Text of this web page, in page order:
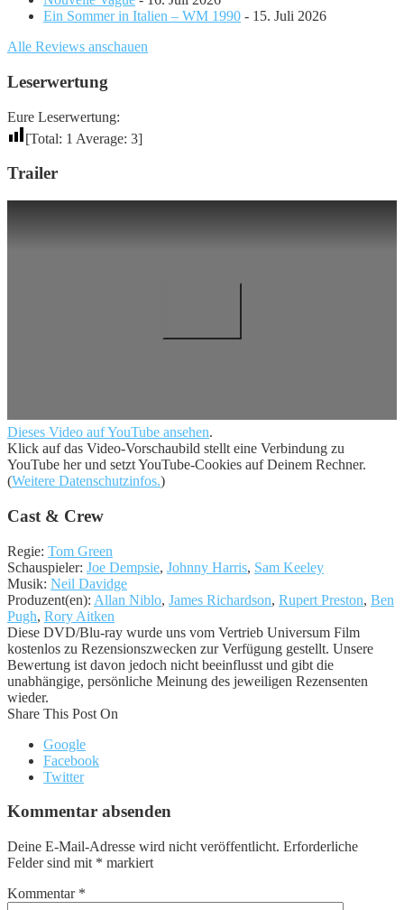
Ein Sommer in Italien – WM 1990 - 15. Juli 2026
Alle Reviews anschauen
Leserwertung
Eure Leserwertung:
[Total: 1 Average: 3]
Trailer
Dieses Video auf YouTube ansehen.
Klick auf das Video-Vorschaubild stellt eine Verbindung zu
YouTube her und setzt YouTube-Cookies auf Deinem Rechner.
(Weitere Datenschutzinfos.)
Cast & Crew
Regie: Tom Green
Schauspieler: Joe Dempsie, Johnny Harris, Sam Keeley
Musik: Neil Davidge
Produzent(en): Allan Niblo, James Richardson, Rupert Preston, Ben
Pugh, Rory Aitken
Diese DVD/Blu-ray wurde uns vom Vertrieb Universum Film
kostenlos zu Rezensionszwecken zur Verfügung gestellt. Unsere
Bewertung ist davon jedoch nicht beeinflusst und gibt die
unabhängige, persönliche Meinung des jeweiligen Rezensenten
wieder.
Share This Post On
Google
Facebook
Twitter
Kommentar absenden
Deine E-Mail-Adresse wird nicht veröffentlicht. Erforderliche
Felder sind mit * markiert
Kommentar *